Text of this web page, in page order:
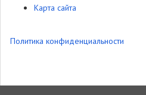
Карта сайта
Политика конфиденциальности